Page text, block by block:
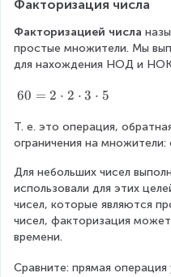
c
o
t
2
8
=
7
d
o
t
8
=
l
Факторизация числа
Факторизацией числа
простые множители. Мы
для нахождения НОД и
6
=
2
c
d
o
t
2
60 = 2 ⋅ 2 ⋅ 3 ⋅ 5
Т. е. это операция,
ограничения на
Для небольших чисел
использовали для этих
чисел, которые являются
чисел, факторизация
времени.
Сравните: прямая